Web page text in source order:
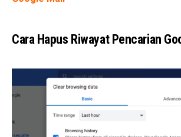
Cara Hapus Riwayat Pencarian